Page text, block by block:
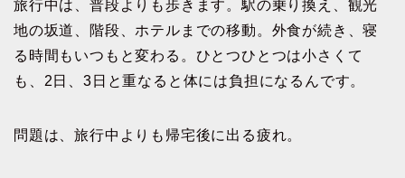
旅行中は、普段よりも歩きます。駅の乗り換え、観光
地の坂道、階段、ホテルまでの移動。外食が続き、寝
る時間もいつもと変わる。ひとつひとつは小さくて
も、2日、3日と重なると体には負担になるんです。
問題は、旅行中よりも帰宅後に出る疲れ。